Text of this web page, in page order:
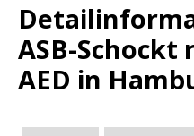
ASB-
AED in